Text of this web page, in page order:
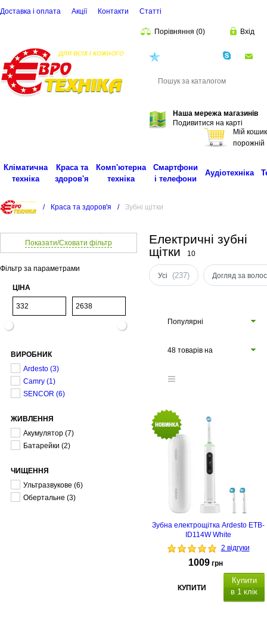
Доставка і оплата Акції Контакти Статті
Порівняння (0) Вхід
Наша мережа магазинів
Подивитися на карті
Мій кошик
порожній
Кліматична
техніка
Краса та
здоров'я
Комп'ютерна
техніка
Смартфони
і телефони
Аудіотехніка
/ Краса та здоров'я / Зубні щітки
Показати/Сховати фільтр
Фільтр за параметрами
ЦІНА
ВИРОБНИК
Ardesto (3)
Camry (1)
SENCOR (6)
ЖИВЛЕННЯ
Акумулятор (7)
Батарейки (2)
ЧИЩЕННЯ
Ультразвукове (6)
Обертальне (3)
Електричні зубні
щітки
10
Усі (237) Догляд за
Популярні
48 товарів на
Зубна електрощітка Ardesto ETB-
ID114W White
2 відгуки
1009 грн
КУПИТИ
Купити
в 1 клік